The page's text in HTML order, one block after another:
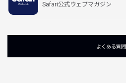
Safari公式ウェブマガジン
よくある質問